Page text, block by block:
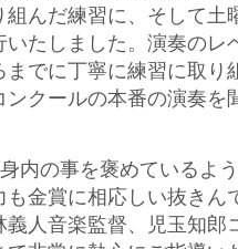
んだ練習に、そして土
いたしました。演奏のレ
までに丁寧に練習に取り
ンクールの本番の演奏を
内の事を褒めているよ
金賞に相応しい抜きん
人音楽監督、児玉知郎